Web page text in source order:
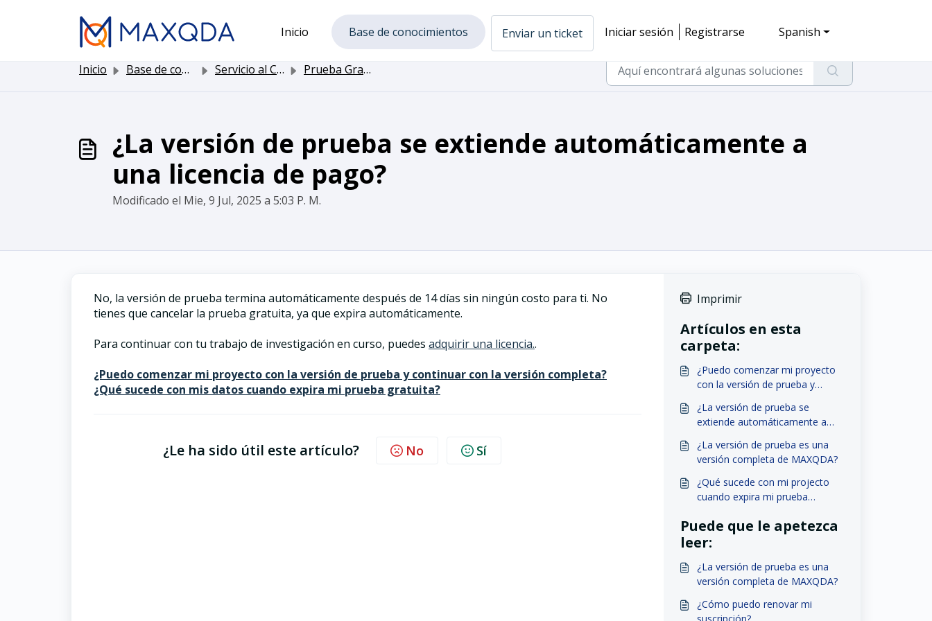
Inicio
Base de conocimientos Enviar un ticket Iniciar sesión Registrarse Spanish
Inicio Base de conocimientos Servicio al Cliente Prueba Gratuita (Free Trial)
¿La versión de prueba se extiende automáticamente a
una licencia de pago?
Modificado el Mie, 9 Jul, 2025 a 5:03 P. M.
No, la versión de prueba termina automáticamente después de 14 días sin ningún costo para ti. No
tienes que cancelar la prueba gratuita, ya que expira automáticamente.
Para continuar con tu trabajo de investigación en curso, puedes adquirir una licencia..
¿Puedo comenzar mi proyecto con la versión de prueba y continuar con la versión completa?
¿Qué sucede con mis datos cuando expira mi prueba gratuita?
¿Le ha sido útil este artículo? No Sí
Imprimir
Artículos en esta
carpeta:
¿Puedo comenzar mi proyecto
con la versión de prueba y
completa?
¿La versión de prueba se
extiende automáticamente a
¿La versión de prueba es una
versión completa de MAXQDA?
¿Qué sucede con mi projecto
cuando expira mi prueba
Puede que le apetezca
leer:
¿La versión de prueba es una
versión completa de MAXQDA?
¿Cómo puedo renovar mi